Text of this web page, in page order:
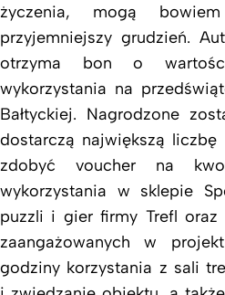
życzenia, mogą
przyjemniejszy grudzień.
otrzyma bon o
wykorzystania na
Bałtyckiej. Nagrodzone
dostarczą największą liczbę
zdobyć voucher na
wykorzystania w sklepie
puzzli i gier firmy Trefl oraz
zaangażowanych w
godziny korzystania z sali